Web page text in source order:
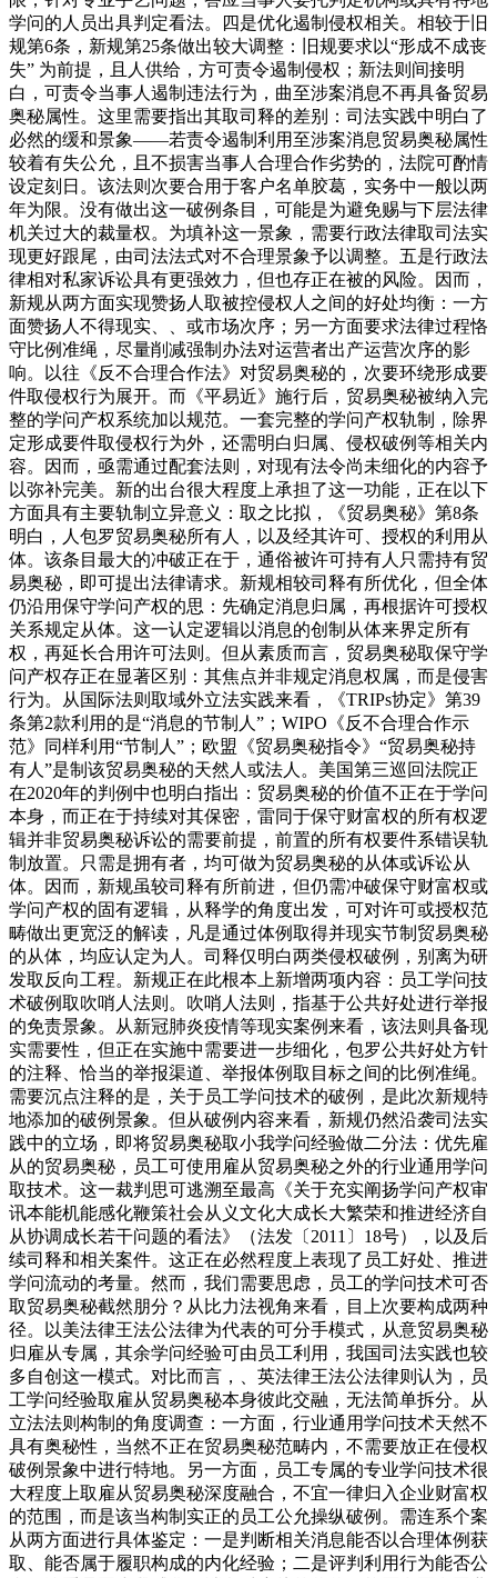
学问的人员出具判定看法。四是优化遏制侵权相关。相较于旧
规第6条，新规第25条做出较大调整：旧规要求以“形成不成丧
失” 为前提，且人供给，方可责令遏制侵权；新法则间接明
白，可责令当事人遏制违法行为，曲至涉案消息不再具备贸易
奥秘属性。这里需要指出其取司释的差别：司法实践中明白了
必然的缓和景象——若责令遏制利用至涉案消息贸易奥秘属性
较着有失公允，且不损害当事人合理合作劣势的，法院可酌情
设定刻日。该法则次要合用于客户名单胶葛，实务中一般以两
年为限。没有做出这一破例条目，可能是为避免赐与下层法律
机关过大的裁量权。为填补这一景象，需要行政法律取司法实
现更好跟尾，由司法法式对不合理景象予以调整。五是行政法
律相对私家诉讼具有更强效力，但也存正在被的风险。因而，
新规从两方面实现赞扬人取被控侵权人之间的好处均衡：一方
面赞扬人不得现实、、或市场次序；另一方面要求法律过程恪
守比例准绳，尽量削减强制办法对运营者出产运营次序的影
响。以往《反不合理合作法》对贸易奥秘的，次要环绕形成要
件取侵权行为展开。而《平易近》施行后，贸易奥秘被纳入完
整的学问产权系统加以规范。一套完整的学问产权轨制，除界
定形成要件取侵权行为外，还需明白归属、侵权破例等相关内
容。因而，亟需通过配套法则，对现有法令尚未细化的内容予
以弥补完美。新的出台很大程度上承担了这一功能，正在以下
方面具有主要轨制立异意义：取之比拟，《贸易奥秘》第8条
明白，人包罗贸易奥秘所有人，以及经其许可、授权的利用从
体。该条目最大的冲破正在于，通俗被许可持有人只需持有贸
易奥秘，即可提出法律请求。新规相较司释有所优化，但全体
仍沿用保守学问产权的思：先确定消息归属，再根据许可授权
关系规定从体。这一认定逻辑以消息的创制从体来界定所有
权，再延长合用许可法则。但从素质而言，贸易奥秘取保守学
问产权存正在显著区别：其焦点并非规定消息权属，而是侵害
行为。从国际法则取域外立法实践来看，《TRIPs协定》第39
条第2款利用的是“消息的节制人”；WIPO《反不合理合作示
范》同样利用“节制人”；欧盟《贸易奥秘指令》“贸易奥秘持
有人”是制该贸易奥秘的天然人或法人。美国第三巡回法院正
在2020年的判例中也明白指出：贸易奥秘的价值不正在于学问
本身，而正在于持续对其保密，雷同于保守财富权的所有权逻
辑并非贸易奥秘诉讼的需要前提，前置的所有权要件系错误轨
制放置。只需是拥有者，均可做为贸易奥秘的从体或诉讼从
体。因而，新规虽较司释有所前进，但仍需冲破保守财富权或
学问产权的固有逻辑，从释学的角度出发，可对许可或授权范
畴做出更宽泛的解读，凡是通过体例取得并现实节制贸易奥秘
的从体，均应认定为人。司释仅明白两类侵权破例，别离为研
发取反向工程。新规正在此根本上新增两项内容：员工学问技
术破例取吹哨人法则。吹哨人法则，指基于公共好处进行举报
的免责景象。从新冠肺炎疫情等现实案例来看，该法则具备现
实需要性，但正在实施中需要进一步细化，包罗公共好处方针
的注释、恰当的举报渠道、举报体例取目标之间的比例准绳。
需要沉点注释的是，关于员工学问技术的破例，是此次新规特
地添加的破例景象。但从破例内容来看，新规仍然沿袭司法实
践中的立场，即将贸易奥秘取小我学问经验做二分法：优先雇
从的贸易奥秘，员工可使用雇从贸易奥秘之外的行业通用学问
取技术。这一裁判思可逃溯至最高《关于充实阐扬学问产权审
讯本能机能感化鞭策社会从义文化大成长大繁荣和推进经济自
从协调成长若干问题的看法》（法发〔2011〕18号），以及后
续司释和相关案件。这正在必然程度上表现了员工好处、推进
学问流动的考量。然而，我们需要思虑，员工的学问技术可否
取贸易奥秘截然朋分？从比力法视角来看，目上次要构成两种
径。以美法律王法公法律为代表的可分手模式，从意贸易奥秘
归雇从专属，其余学问经验可由员工利用，我国司法实践也较
多自创这一模式。对比而言，、英法律王法公法律则认为，员
工学问经验取雇从贸易奥秘本身彼此交融，无法简单拆分。从
立法法则构制的角度调查：一方面，行业通用学问技术天然不
具有奥秘性，当然不正在贸易奥秘范畴内，不需要放正在侵权
破例景象中进行特地。另一方面，员工专属的专业学问技术很
大程度上取雇从贸易奥秘深度融合，不宜一律归入企业财富权
的范围，而是该当构制实正的员工公允操纵破例。需连系个案
从两方面进行具体鉴定：一是判断相关消息能否以合理体例获
取、能否属于履职构成的内化经验；二是评判利用行为能否公